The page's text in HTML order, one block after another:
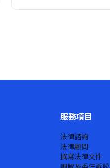
服務項目
法律諮詢
法律顧問
撰寫法律文件